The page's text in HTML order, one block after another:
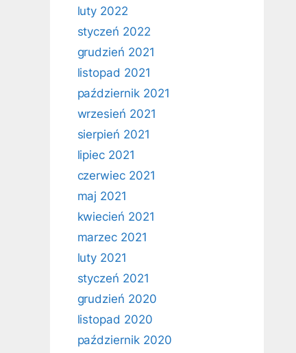
luty 2022
styczeń 2022
grudzień 2021
listopad 2021
październik 2021
wrzesień 2021
sierpień 2021
lipiec 2021
czerwiec 2021
maj 2021
kwiecień 2021
marzec 2021
luty 2021
styczeń 2021
grudzień 2020
listopad 2020
październik 2020